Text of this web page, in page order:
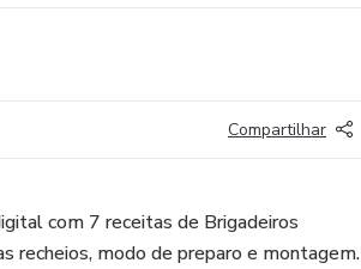
Compartilhar
com 7 receitas de Brigadeiros
recheios, modo de preparo e montagem.